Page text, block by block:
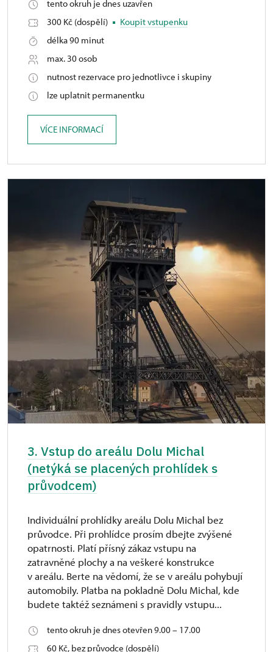
tento okruh je dnes uzavřen
300 Kč (dospělí)
Koupit vstupenku
délka 90 minut
max. 30 osob
nutnost rezervace pro jednotlivce i skupiny
lze uplatnit permanentku
VÍCE INFORMACÍ
3. Vstup do areálu Dolu Michal
(netýká se placených prohlídek s
průvodcem)
Individuální prohlídky areálu Dolu Michal bez
průvodce. Při prohlídce prosím dbejte zvýšené
opatrnosti. Platí přísný zákaz vstupu na
zatravněné plochy a na veškeré konstrukce
v areálu. Berte na vědomí, že se v areálu pohybují
automobily. Platba na pokladně Dolu Michal, kde
budete taktéž seznámeni s pravidly vstupu...
tento okruh je dnes otevřen 9.00 – 17.00
60 Kč, bez průvodce (dospělí)